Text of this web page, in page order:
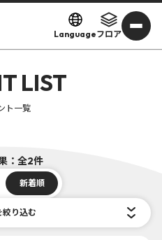
Languageフロア
LIST
ト一覧
：全2件
新着順
絞り込む